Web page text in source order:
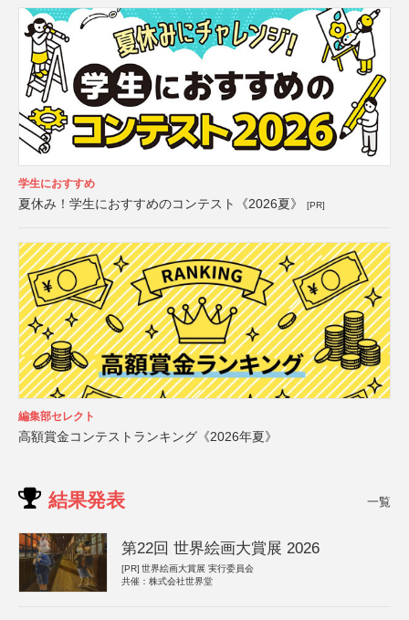
学生におすすめ
夏休み！学生におすすめのコンテスト《2026夏》 [PR]
編集部セレクト
高額賞金コンテストランキング《2026年夏》
結果発表 一覧
第22回 世界絵画大賞展 2026
[PR] 世界絵画大賞展 実行委員会
共催：株式会社世界堂